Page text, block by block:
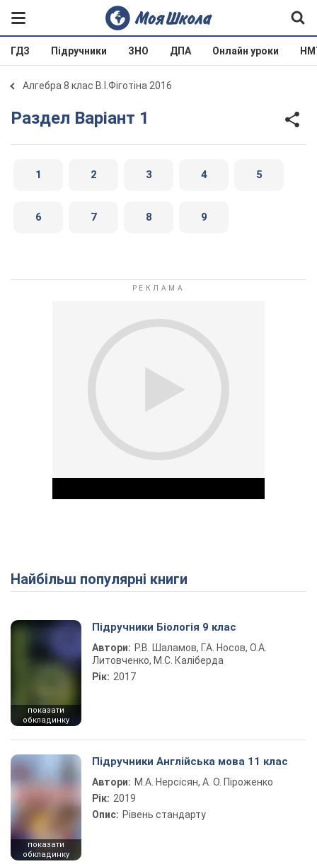
ГДЗ Підручники ЗНО ДПА Онлайн уроки
Алгебра 8 клас В.І.Фіготіна 2016
Раздел Варіант 1
1 2 3 4 5
6 7 8 9
Play Video
Найбільш популярні книги
показати
обкладинку
Підручники Біологія 9 клас
Автори: Р.В. Шаламов, Г.А. Носов, О.А.
Литовченко, М.С. Каліберда
Рік: 2017
показати
обкладинку
Підручники Англійська мова 11 клас
Автори: М.А. Нерсісян, А. О. Піроженко
Рік: 2019
Опис: Рівень стандарту